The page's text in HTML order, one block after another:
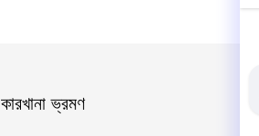
কারখানা ভ্রমণ